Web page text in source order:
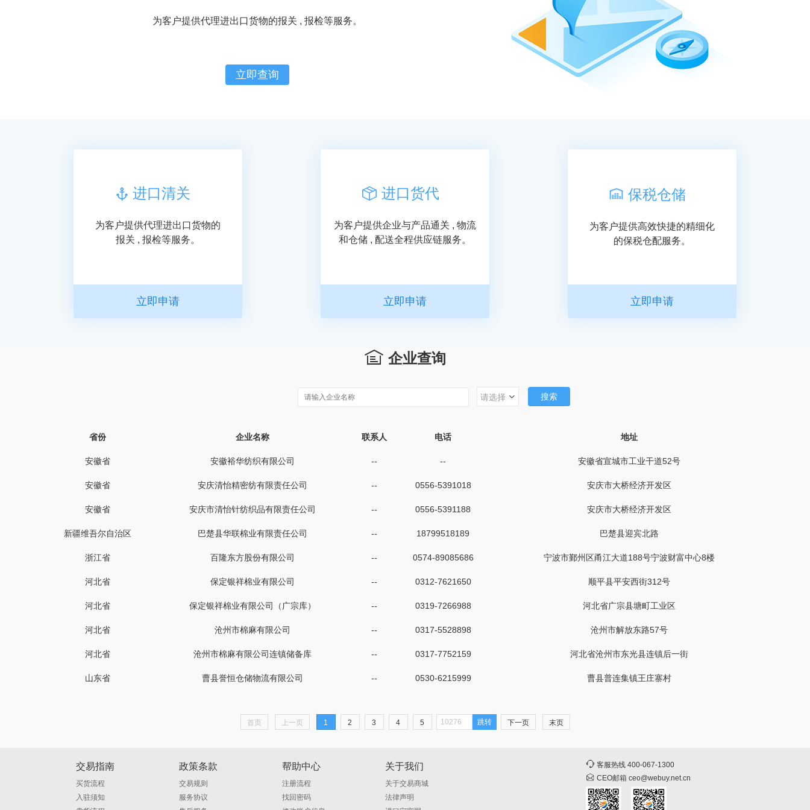
为客户提供代理进出口货物的报关 , 报检等服务。
立即查询
进口清关
为客户提供代理进出口货物的
报关 , 报检等服务。
立即申请
进口货代
为客户提供企业与产品通关 , 物流
和仓储 , 配送全程供应链服务。
立即申请
保税仓储
为客户提供高效快捷的精细化
的保税仓配服务。
立即申请
企业查询
省份 企业名称 联系人 电话 地址
安徽省 安徽裕华纺织有限公司 -- -- 安徽省宣城市工业干道52号
安徽省 安庆清怡精密纺有限责任公司 -- 0556-5391018 安庆市大桥经济开发区
安徽省 安庆市清怡针纺织品有限责任公司 -- 0556-5391188 安庆市大桥经济开发区
新疆维吾尔自治区 巴楚县华联棉业有限责任公司 -- 18799518189 巴楚县迎宾北路
浙江省 百隆东方股份有限公司 -- 0574-89085686 宁波市鄞州区甬江大道188号宁波财富中心8楼
河北省 保定银祥棉业有限公司 -- 0312-7621650 顺平县平安西街312号
河北省 保定银祥棉业有限公司（广宗库） -- 0319-7266988 河北省广宗县塘町工业区
河北省 沧州市棉麻有限公司 -- 0317-5528898 沧州市解放东路57号
河北省 沧州市棉麻有限公司连镇储备库 -- 0317-7752159 河北省沧州市东光县连镇后一街
山东省 曹县誉恒仓储物流有限公司 -- 0530-6215999 曹县普连集镇王庄寨村
首页 上一页 1 2 3 4 5 跳转 下一页 末页
交易指南
买货流程
入驻须知
政策条款
交易规则
服务协议
帮助中心
注册流程
找回密码
关于我们
关于交易商城
法律声明
客服热线 400-067-1300
CEO邮箱 ceo@webuy.net.cn